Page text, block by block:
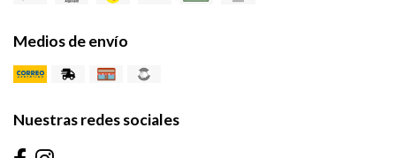
Medios de envío
Nuestras redes sociales